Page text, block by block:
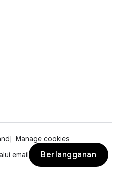
Manage cookies
email
Berlangganan